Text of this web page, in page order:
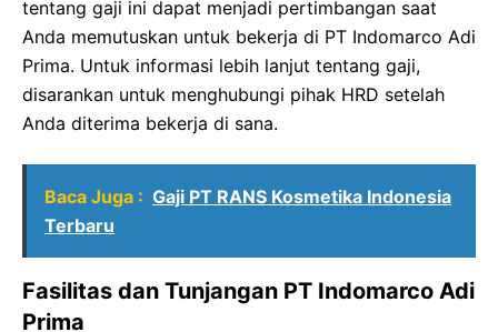
tentang gaji ini dapat menjadi pertimbangan saat
Anda memutuskan untuk bekerja di PT Indomarco Adi
Prima. Untuk informasi lebih lanjut tentang gaji,
disarankan untuk menghubungi pihak HRD setelah
Anda diterima bekerja di sana.
Baca Juga : Gaji PT RANS Kosmetika Indonesia
Terbaru
Fasilitas dan Tunjangan PT Indomarco Adi
Prima